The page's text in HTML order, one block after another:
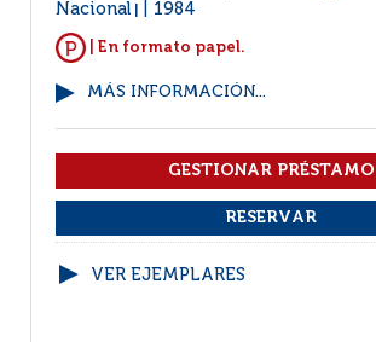
Nacional
1984
| En formato papel.
MÁS INFORMACIÓN...
VER EJEMPLARES